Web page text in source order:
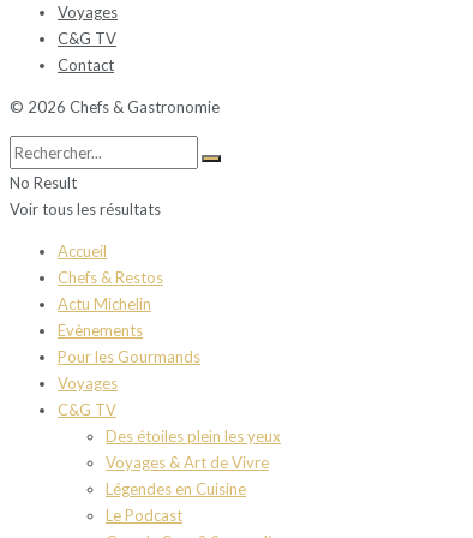
Voyages
C&G TV
Contact
© 2026 Chefs & Gastronomie
No Result
Voir tous les résultats
Accueil
Chefs & Restos
Actu Michelin
Evènements
Pour les Gourmands
Voyages
C&G TV
Des étoiles plein les yeux
Voyages & Art de Vivre
Légendes en Cuisine
Le Podcast